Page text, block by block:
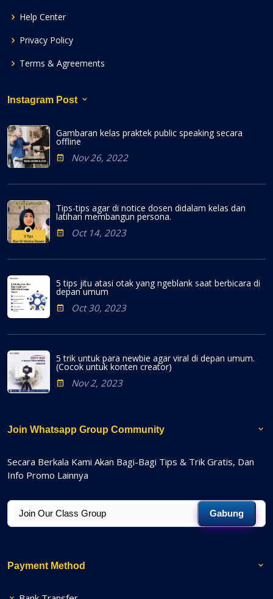
Help Center
Privacy Policy
Terms & Agreements
Instagram Post
Gambaran kelas praktek public speaking secara
offline
Nov 26, 2022
Tips-tips agar di notice dosen didalam kelas dan
latihan membangun persona.
Oct 14, 2023
5 tips jitu atasi otak yang ngeblank saat berbicara di
depan umum
Oct 30, 2023
5 trik untuk para newbie agar viral di depan umum.
(Cocok untuk konten creator)
Nov 2, 2023
Join Whatsapp Group Community
Secara Berkala Kami Akan Bagi-Bagi Tips & Trik Gratis, Dan
Info Promo Lainnya
Gabung
Payment Method